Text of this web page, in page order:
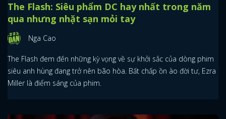
The Flash: Siêu phẩm DC hay nhất trong năm
qua nhưng nhặt sạn mỏi tay
Nga Cao
The Flash đem đến những kỳ vọng về sự khởi sắc của dòng phim
siêu anh hùng đang trở nên bão hòa. Bất chấp ồn ào đời tư, Ezra
Miller là điểm sáng của phim.